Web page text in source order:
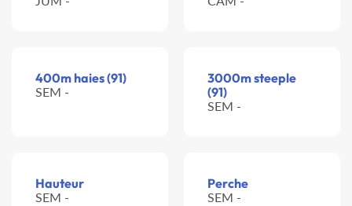
400m haies (91)
SEM -
3000m steeple
(91)
SEM -
Hauteur
SEM -
Perche
SEM -